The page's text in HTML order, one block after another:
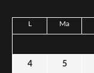
L Ma
4 5